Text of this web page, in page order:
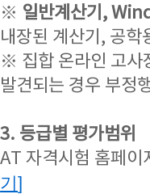
※ 일반계산기,
내장된 계산기, 공학
※ 집합 온라인 고사
발견되는 경우 부정
3. 등급별 평가범위
AT 자격시험 홈페
기]